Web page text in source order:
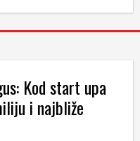
Kod start upa
i najbliže